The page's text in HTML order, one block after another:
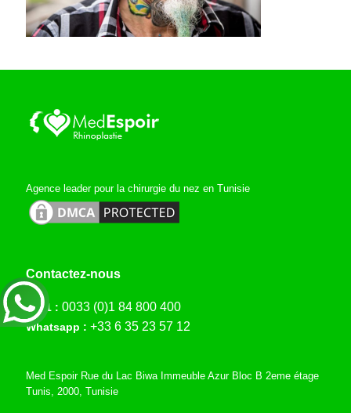
Agence leader pour la chirurgie du nez en Tunisie
Contactez-nous
Tél 1 : 0033 (0)1 84 800 400
Whatsapp : +33 6 35 23 57 12
Med Espoir Rue du Lac Biwa Immeuble Azur Bloc B 2eme étage
Tunis, 2000, Tunisie